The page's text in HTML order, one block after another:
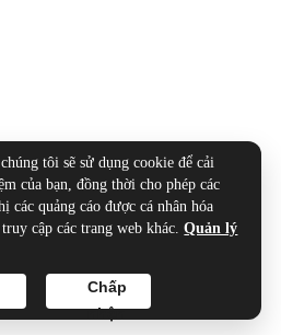
tôi sẽ sử dụng cookie để cải
của bạn, đồng thời cho phép các
các quảng cáo được cá nhân hóa
cập các trang web khác.Quản lý
Chấp
nhận